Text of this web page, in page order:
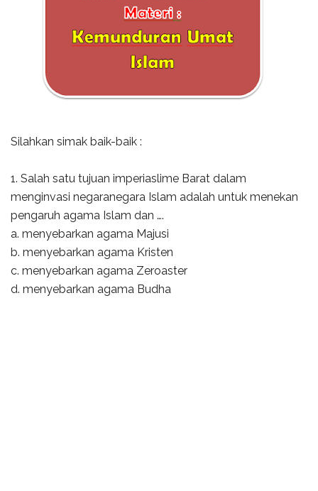
Silahkan simak baik-baik :
1. Salah satu tujuan imperiaslime Barat dalam
menginvasi negaranegara Islam adalah untuk menekan
pengaruh agama Islam dan ….
a. menyebarkan agama Majusi
b. menyebarkan agama Kristen
c. menyebarkan agama Zeroaster
d. menyebarkan agama Budha